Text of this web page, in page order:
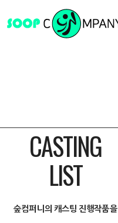
CASTING
LIST
숲컴퍼니의 캐스팅 진행작품을